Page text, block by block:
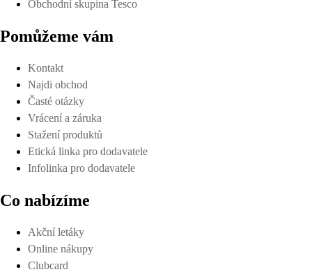
Obchodní skupina Tesco
Pomůžeme vám
Kontakt
Najdi obchod
Časté otázky
Vrácení a záruka
Stažení produktů
Etická linka pro dodavatele
Infolinka pro dodavatele
Co nabízíme
Akční letáky
Online nákupy
Clubcard